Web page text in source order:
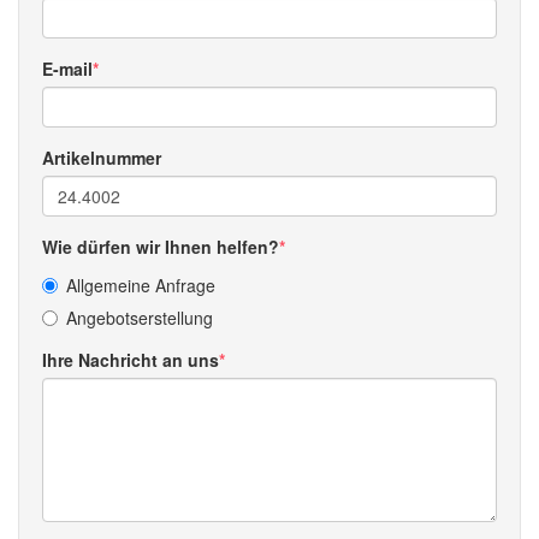
E-mail
Artikelnummer
Wie dürfen wir Ihnen helfen?
Allgemeine Anfrage
Angebotserstellung
Ihre Nachricht an uns